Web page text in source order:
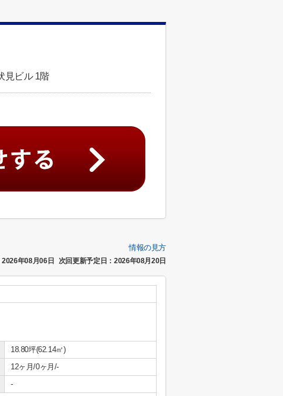
見ビル 1階
情報の見方
年08月06日 次回更新予定日：2026年08月20日
18.80坪(62.14㎡)
12ヶ月/0ヶ月/-
-